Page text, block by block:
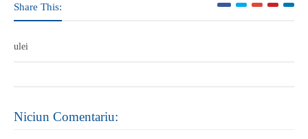
Share This:
ulei
Niciun Comentariu: